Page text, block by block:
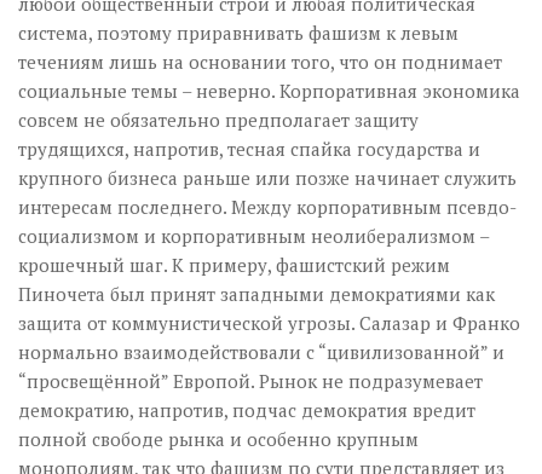
система, поэтому приравнивать фашизм к левым
течениям лишь на основании того, что он поднимает
социальные темы – неверно. Корпоративная экономика
совсем не обязательно предполагает защиту
трудящихся, напротив, тесная спайка государства и
крупного бизнеса раньше или позже начинает служить
интересам последнего. Между корпоративным псевдо-
социализмом и корпоративным неолиберализмом –
крошечный шаг. К примеру, фашистский режим
Пиночета был принят западными демократиями как
защита от коммунистической угрозы. Салазар и Франко
нормально взаимодействовали с “цивилизованной” и
“просвещённой” Европой. Рынок не подразумевает
демократию, напротив, подчас демократия вредит
полной свободе рынка и особенно крупным
монополиям, так что фашизм по сути представляет из